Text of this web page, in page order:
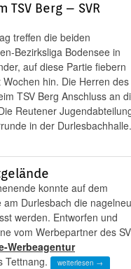
Berg – SVR
treffen die beiden
Bezirksliga Bodensee in
auf diese Partie fiebern
hin. Die Herren des
TSV Berg Anschluss an
Reutener
in der Durlesbachhalle.
konnte auf dem
Durlesbach die
werden. Entworfen und
vom Werbepartner des SV
Werbeagentur
Tettnang. weiterlesen →